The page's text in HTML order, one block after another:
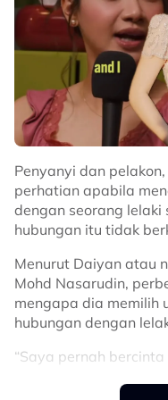
Penyanyi dan
perhatian apabila
dengan seorang lelaki
hubungan itu tidak
Menurut Daiyan atau
Mohd Nasarudin,
mengapa dia memilih
hubungan dengan
“Saya pernah